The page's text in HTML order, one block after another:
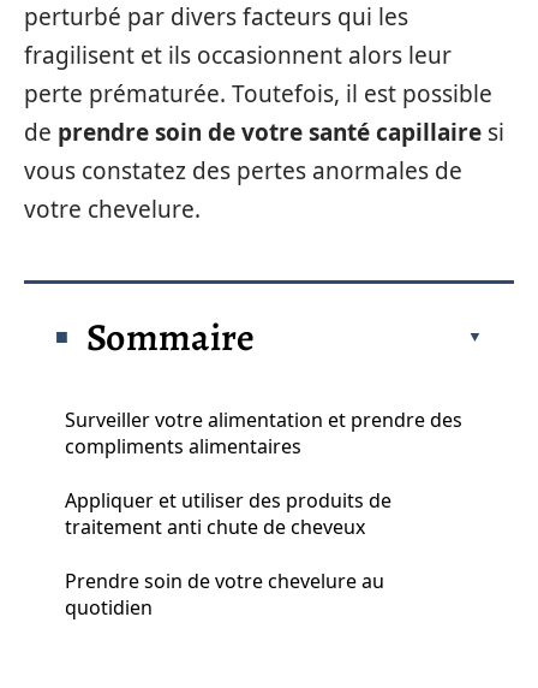
perturbé par divers facteurs qui les
fragilisent et ils occasionnent alors leur
perte prématurée. Toutefois, il est possible
de prendre soin de votre santé capillaire si
vous constatez des pertes anormales de
votre chevelure.
Sommaire
Surveiller votre alimentation et prendre des
compliments alimentaires
Appliquer et utiliser des produits de
traitement anti chute de cheveux
Prendre soin de votre chevelure au
quotidien